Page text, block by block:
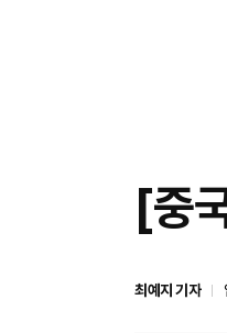
[중
최예지 기자